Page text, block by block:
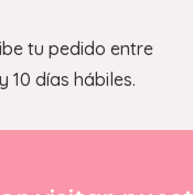
tu pedido entre
10 días hábiles.